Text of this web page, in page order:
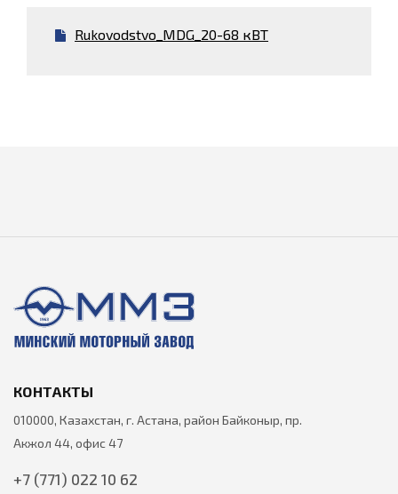
Rukovodstvo_MDG_20-68 кВТ
КОНТАКТЫ
010000, Казахстан, г. Астана, район Байконыр, пр.
Акжол 44, офис 47
+7 (771) 022 10 62